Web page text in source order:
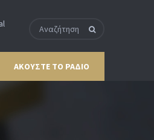
ΑΚΟΥΣΤΕ ΤΟ ΡΑΔΙΟ